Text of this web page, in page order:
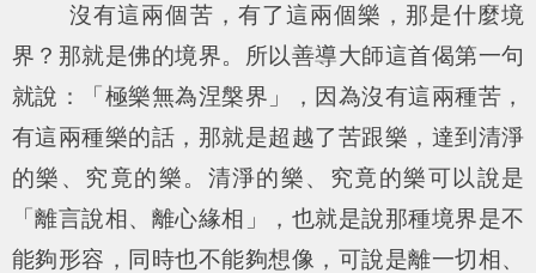
沒有這兩個苦，有了這兩個樂，那是什麼境
界？那就是佛的境界。所以善導大師這首偈第一句
就說：「極樂無為涅槃界」，因為沒有這兩種苦，
有這兩種樂的話，那就是超越了苦跟樂，達到清淨
的樂、究竟的樂。清淨的樂、究竟的樂可以說是
「離言說相、離心緣相」，也就是說那種境界是不
能夠形容，同時也不能夠想像，可說是離一切相、